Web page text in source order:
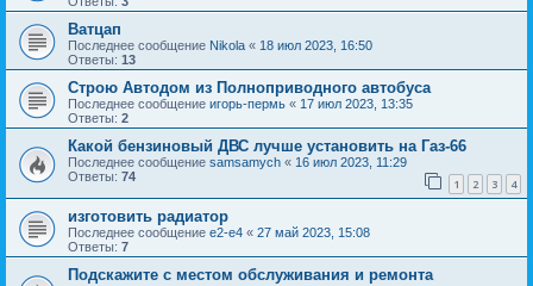
Ватцап
Последнее сообщение Nikola « 18 июл 2023, 16:50
Ответы: 13
Строю Автодом из Полноприводного автобуса
Последнее сообщение игорь-пермь « 17 июл 2023, 13:35
Ответы: 2
Какой бензиновый ДВС лучше установить на Газ-66
Последнее сообщение samsamych « 16 июл 2023, 11:29
Ответы: 74 1 2 3 4
изготовить радиатор
Последнее сообщение e2-e4 « 27 май 2023, 15:08
Ответы: 7
Подскажите с местом обслуживания и ремонта